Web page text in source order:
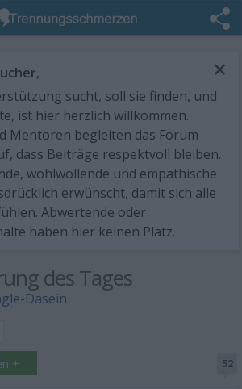
×
,
sucht, soll sie finden, und
ist hier herzlich willkommen.
Mentoren begleiten das Forum
dass Beiträge respektvoll bleiben.
wohlwollende und empathische
erwünscht, damit sich alle
Abwertende oder
haben hier keinen Platz.
des Tages
Dasein
+ 52